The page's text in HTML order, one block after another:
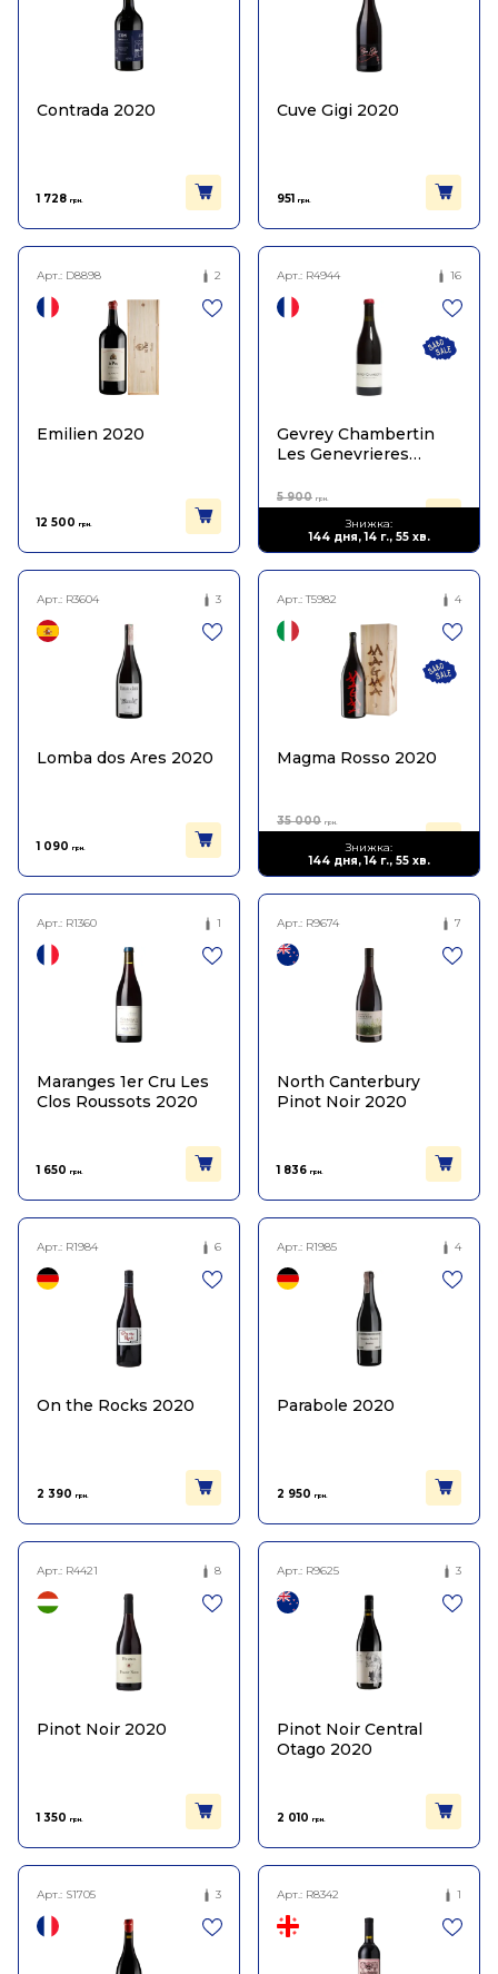
Contrada 2020
1 728 грн.
Cuve Gigi 2020
951 грн.
Арт.: D8898 2
Emilien 2020
12 500 грн.
Арт.: R4944
Знижка:
144 дня, 14 г., 55 хв.
16
Gevrey Chambertin
Les Genevrieres
5 900 грн.
Арт.: R3604 3
Lomba dos Ares 2020
1 090 грн.
Арт.:T5982
Знижка:
144 дня, 14 г., 55 хв.
4
Magma Rosso 2020
35 000 грн.
грн.
Арт.: R1360 1
Maranges 1er Cru Les
Clos Roussots 2020
1 650 грн.
Арт.: R9674 7
North Canterbury
Pinot Noir 2020
1 836 грн.
Арт.: R1984 6
On the Rocks 2020
2 390 грн.
Арт.: R1985 4
Parabole 2020
2 950 грн.
Арт.: R4421 8
Pinot Noir 2020
1 350 грн.
Арт.: R9625 3
Pinot Noir Central
Otago 2020
2 010 грн.
Арт.: S1705 3 Арт.: R8342 1